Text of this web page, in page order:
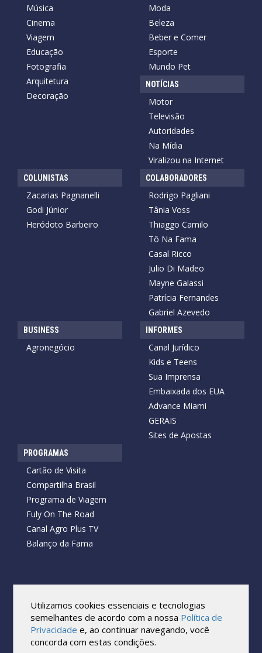
Música
Cinema
Viagem
Educação
Fotografia
Arquitetura
Decoração
Moda
Beleza
Beber e Comer
Esporte
Mundo Pet
NOTÍCIAS
Motor
Televisão
Autoridades
Na Mídia
Viralizou na Internet
COLUNISTAS
Zacarias Pagnanelli
Godi Júnior
Heródoto Barbeiro
COLABORADORES
Rodrigo Pagliani
Tânia Voss
Thiaggo Camilo
Tô Na Fama
Casal Ricco
Julio Di Madeo
Mayne Galassi
Patrícia Fernandes
Gabriel Azevedo
BUSINESS
Agronegócio
INFORMES
Canal Jurídico
Kids e Teens
Sua Imprensa
Embaixada dos EUA
Advance Miami
GERAIS
Sites de Apostas
PROGRAMAS
Cartão de Visita
Compartilha Brasil
Programa de Viagem
Fuly On The Road
Canal Agro Plus TV
Balanço da Fama
Todos os direitos reservados.
Reprodução no todo ou em parte sob qualquer forma ou meio,
sem expressa autorização por escrito do Cartão de Visita, é
proibida.
As marcas e imagens utilizadas no projeto são os direitos autorais
Utilizamos cookies essenciais e tecnologias
semelhantes de acordo com a nossa Política de
Privacidade e, ao continuar navegando, você
concorda com estas condições.